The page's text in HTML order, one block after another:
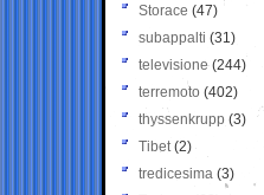
Storace (47)
subappalti (31)
televisione(244)
terremoto (402)
thyssenkrupp (3)
Tibet(2)
tredicesima (3)